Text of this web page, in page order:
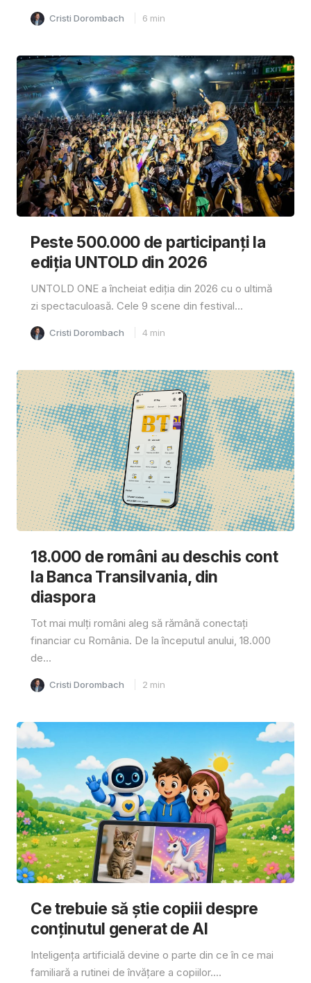
Cristi Dorombach 6 min
Peste 500.000 de participanți la
ediția UNTOLD din 2026
UNTOLD ONE a încheiat ediția din 2026 cu o ultimă
zi spectaculoasă. Cele 9 scene din festival...
Cristi Dorombach 4 min
18.000 de români au deschis cont
la Banca Transilvania, din
diaspora
Tot mai mulți români aleg să rămână conectați
financiar cu România. De la începutul anului, 18.000
de...
Cristi Dorombach 2 min
Ce trebuie să știe copiii despre
conținutul generat de AI
Inteligența artificială devine o parte din ce în ce mai
familiară a rutinei de învățare a copiilor....